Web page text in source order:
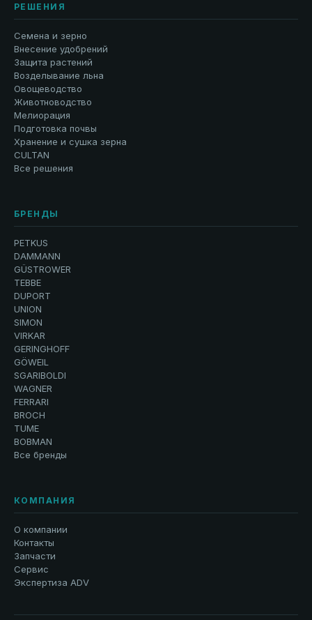
РЕШЕНИЯ
Семена и зерно
Внесение удобрений
Защита растений
Возделывание льна
Овощеводство
Животноводство
Мелиорация
Подготовка почвы
Хранение и сушка зерна
CULTAN
Все решения
БРЕНДЫ
PETKUS
DAMMANN
GÜSTROWER
TEBBE
DUPORT
UNION
SIMON
VIRKAR
GERINGHOFF
GÖWEIL
SGARIBOLDI
WAGNER
FERRARI
BROCH
TUME
BOBMAN
Все бренды
КОМПАНИЯ
О компании
Контакты
Запчасти
Сервис
Экспертиза ADV